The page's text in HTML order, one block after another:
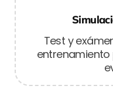
Test y